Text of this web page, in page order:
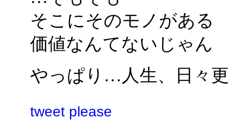
そこにそのモノがある
価値なんてないじゃん
やっぱり…人生、日々
tweet please